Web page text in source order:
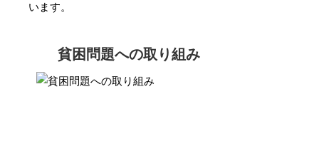
います。
貧困問題への取り組み